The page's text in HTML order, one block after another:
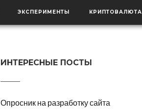
ЭКСПЕРИМЕНТЫ КРИПТОВАЛЮТА
ИНТЕРЕСНЫЕ ПОСТЫ
Опросник на разработку сайта